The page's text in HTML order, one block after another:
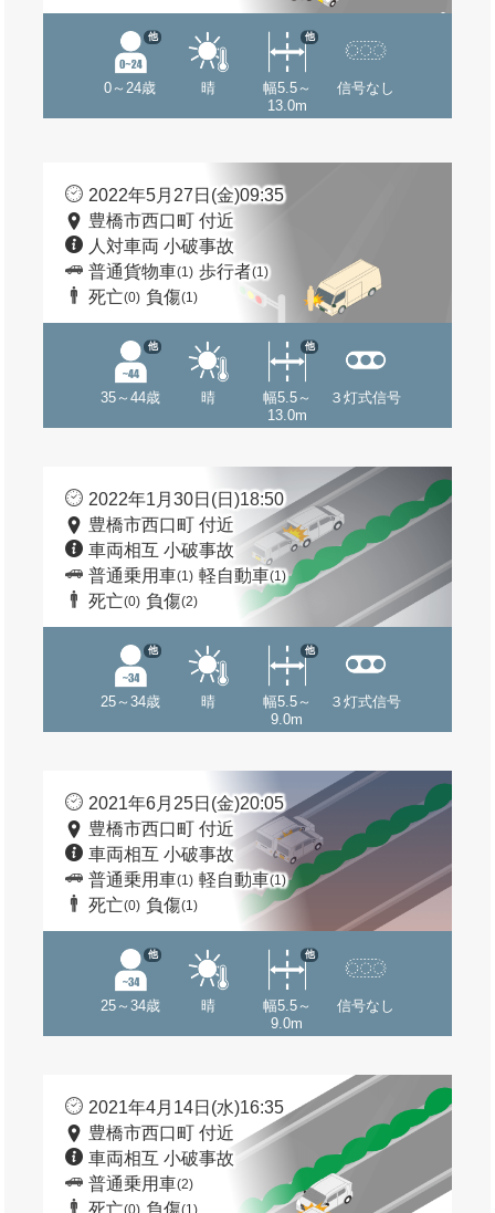
0～24歳
他
晴
幅5.5～
13.0m
他
信号なし
2022年5月27日(金)09:35
豊橋市西口町 付近
人対車両 小破事故
普通貨物車(1) 歩行者(1)
死亡(0) 負傷(1)
35～44歳
他
晴
幅5.5～
13.0m
他
３灯式信号
2022年1月30日(日)18:50
豊橋市西口町 付近
車両相互 小破事故
普通乗用車(1) 軽自動車(1)
死亡(0) 負傷(2)
25～34歳
他
晴
幅5.5～
9.0m
他
３灯式信号
2021年6月25日(金)20:05
豊橋市西口町 付近
車両相互 小破事故
普通乗用車(1) 軽自動車(1)
死亡(0) 負傷(1)
25～34歳
他
晴
幅5.5～
9.0m
他
信号なし
2021年4月14日(水)16:35
豊橋市西口町 付近
車両相互 小破事故
普通乗用車(2)
死亡(0) 負傷(1)